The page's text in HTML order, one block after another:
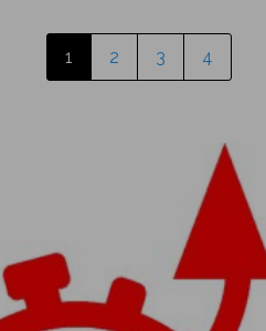
1 2 3 4